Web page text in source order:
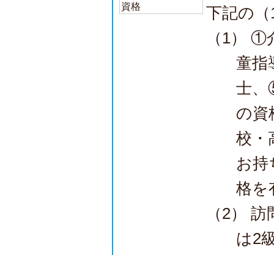
資格
下記の
（1）
童指
士、
の資
校・
お持
格を
（2）
は2